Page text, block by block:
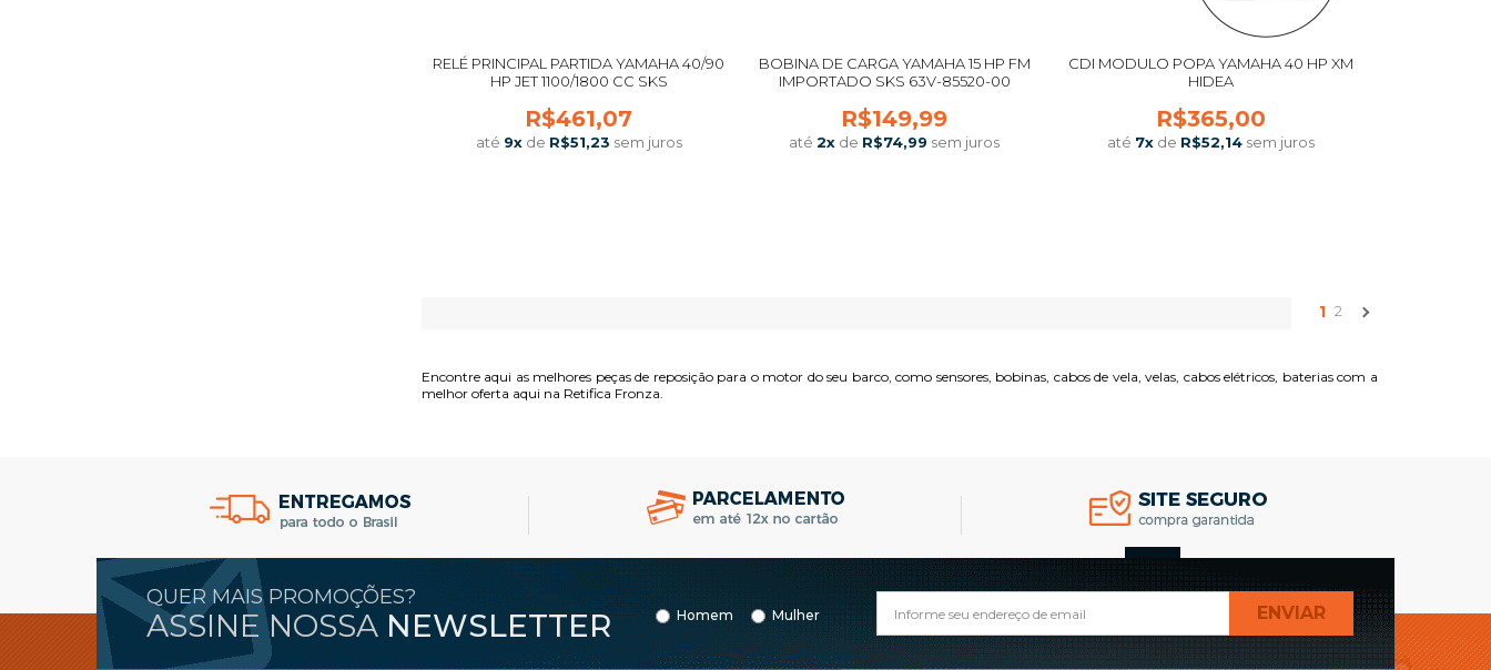
RELÉ PRINCIPAL PARTIDA YAMAHA 40/90
HP JET 1100/1800 CC SKS
R$461,07
até 9xde R$51,23 sem juros
BOBINA DE CARGA YAMAHA 15 HP FM
IMPORTADO SKS 63V-85520-00
R$149,99
até2x de R$74,99 sem juros
CDI MODULO POPA YAMAHA 40 HP XM
HIDEA
R$365,00
até 7xde R$52,14sem juros
1 2
Encontre aqui as melhores peças de reposição para o motor do seu barco, como sensores, bobinas, cabos de vela, velas, cabos elétricos, baterias com a
melhor oferta aqui na Retifica Fronza.
QUER MAIS PROMOÇÕES?
ASSINE NOSSA NEWSLETTER Homem Mulher ENVIAR
TOPO